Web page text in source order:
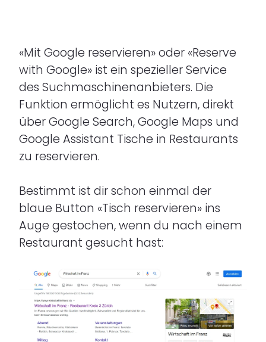
«Mit Google reservieren» oder «Reserve
with Google» ist ein spezieller Service
des Suchmaschinenanbieters. Die
Funktion ermöglicht es Nutzern, direkt
über Google Search, Google Maps und
Google Assistant Tische in Restaurants
zu reservieren.
Bestimmt ist dir schon einmal der
blaue Button «Tisch reservieren» ins
Auge gestochen, wenn du nach einem
Restaurant gesucht hast: